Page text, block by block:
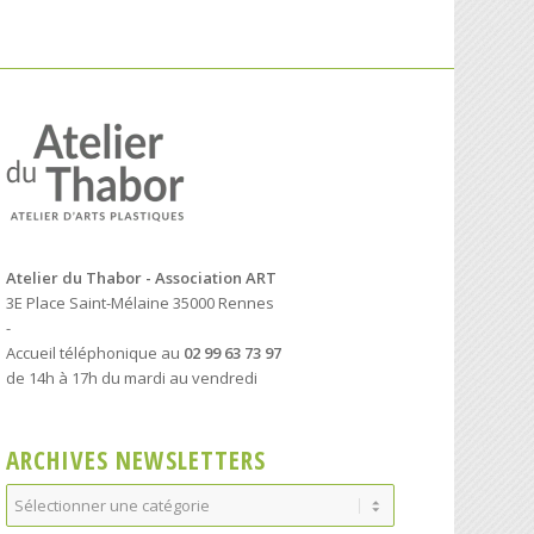
Atelier du Thabor - Association ART
3E Place Saint-Mélaine 35000 Rennes
-
Accueil téléphonique au 02 99 63 73 97
de 14h à 17h du mardi au vendredi
ARCHIVES NEWSLETTERS
Archives
Newsletters